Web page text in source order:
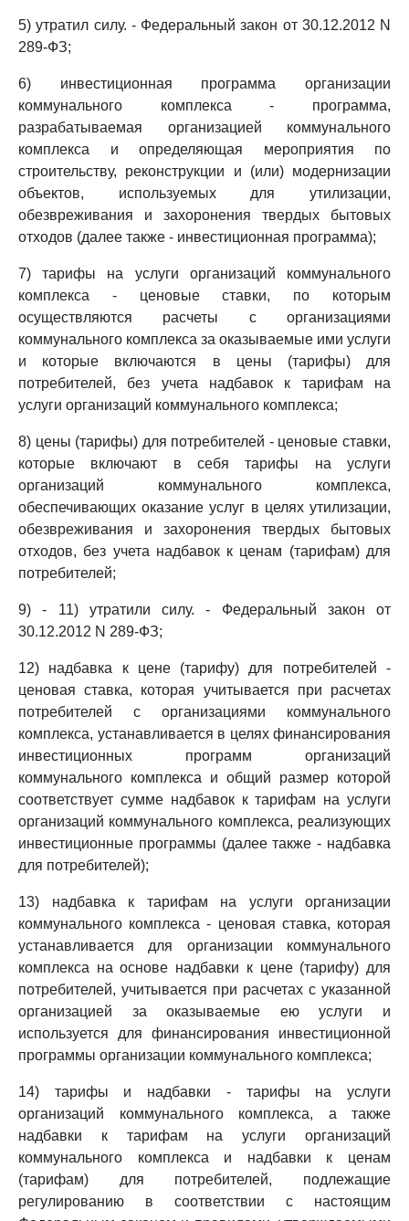
5) утратил силу. - Федеральный закон от 30.12.2012 N
289-ФЗ;
6) инвестиционная программа организации
коммунального комплекса - программа,
разрабатываемая организацией коммунального
комплекса и определяющая мероприятия по
строительству, реконструкции и (или) модернизации
объектов, используемых для утилизации,
обезвреживания и захоронения твердых бытовых
отходов (далее также - инвестиционная программа);
7) тарифы на услуги организаций коммунального
комплекса - ценовые ставки, по которым
осуществляются расчеты с организациями
коммунального комплекса за оказываемые ими услуги
и которые включаются в цены (тарифы) для
потребителей, без учета надбавок к тарифам на
услуги организаций коммунального комплекса;
8) цены (тарифы) для потребителей - ценовые ставки,
которые включают в себя тарифы на услуги
организаций коммунального комплекса,
обеспечивающих оказание услуг в целях утилизации,
обезвреживания и захоронения твердых бытовых
отходов, без учета надбавок к ценам (тарифам) для
потребителей;
9) - 11) утратили силу. - Федеральный закон от
30.12.2012 N 289-ФЗ;
12) надбавка к цене (тарифу) для потребителей -
ценовая ставка, которая учитывается при расчетах
потребителей с организациями коммунального
комплекса, устанавливается в целях финансирования
инвестиционных программ организаций
коммунального комплекса и общий размер которой
соответствует сумме надбавок к тарифам на услуги
организаций коммунального комплекса, реализующих
инвестиционные программы (далее также - надбавка
для потребителей);
13) надбавка к тарифам на услуги организации
коммунального комплекса - ценовая ставка, которая
устанавливается для организации коммунального
комплекса на основе надбавки к цене (тарифу) для
потребителей, учитывается при расчетах с указанной
организацией за оказываемые ею услуги и
используется для финансирования инвестиционной
программы организации коммунального комплекса;
14) тарифы и надбавки - тарифы на услуги
организаций коммунального комплекса, а также
надбавки к тарифам на услуги организаций
коммунального комплекса и надбавки к ценам
(тарифам) для потребителей, подлежащие
регулированию в соответствии с настоящим